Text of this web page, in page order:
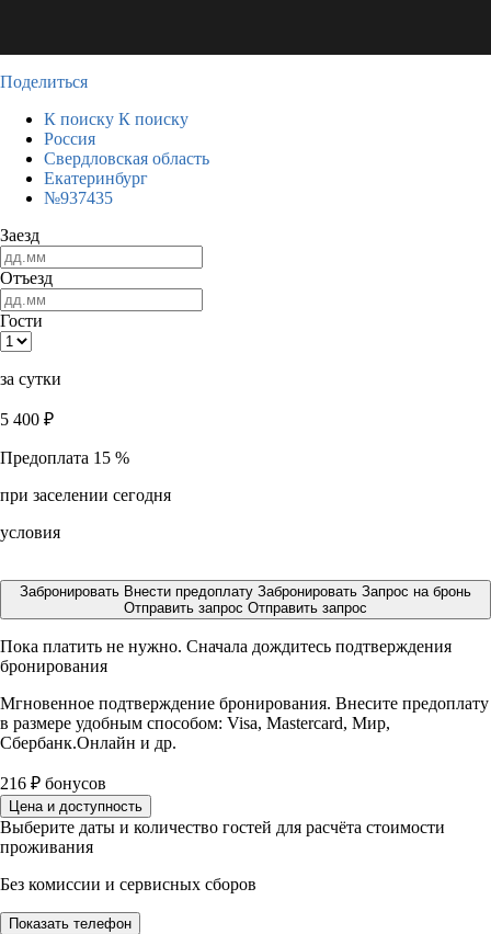
Поделиться
К поиску К поиску
Россия
Свердловская область
Екатеринбург
№937435
Заезд
Отъезд
Гости
за сутки
5 400 ₽
Предоплата 15 %
при заселении сегодня
условия
Забронировать Внести предоплату Забронировать Запрос на бронь
Отправить запрос Отправить запрос
Пока платить не нужно. Сначала дождитесь подтверждения
бронирования
Мгновенное подтверждение бронирования. Внесите предоплату
в размере удобным способом: Visa, Mastercard, Мир,
Сбербанк.Онлайн и др.
216 ₽ бонусов
Цена и доступность
Выберите даты и количество гостей для расчёта стоимости
проживания
Без комиссии и сервисных сборов
Показать телефон